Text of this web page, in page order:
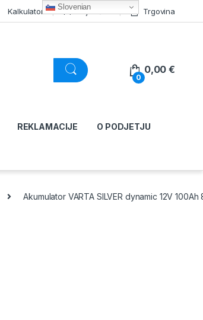
Kalkulator Moj račun Trgovina
0
0,00€
REKLAMACIJE O PODJETJU
Akumulator VARTA SILVER dynamic 12V 100Ah
Slovenian